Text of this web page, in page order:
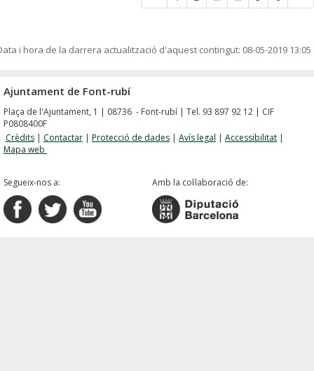
i hora de la darrera actualització d'aquest contingut: 08-05-2019 13:05
Ajuntament de Font-rubí
Plaça de l'Ajuntament, 1 | 08736 - Font-rubí | Tel. 93 897 92 12 | CIF
P0808400F
Crèdits | Contactar | Protecció de dades | Avís legal | Accessibilitat |
Mapa web
Segueix-nos a: Amb la col·laboració de: